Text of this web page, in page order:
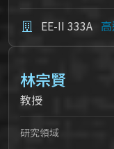
EE-II 333A
林宗賢
教授
研究領域